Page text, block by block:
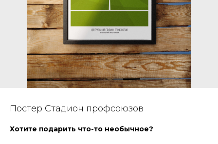
Постер Стадион профсоюзов
Хотите подарить что-то необычное?